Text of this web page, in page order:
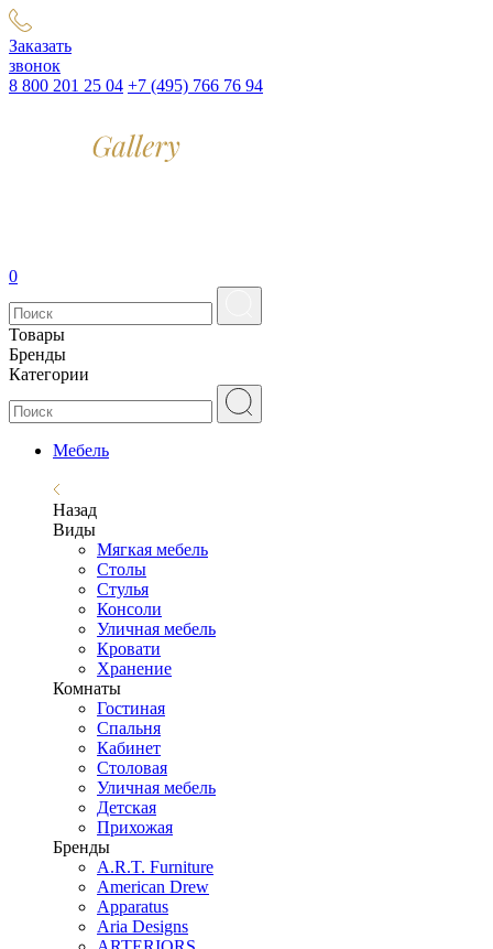
Заказать
звонок
8 800 201 25 04 +7 (495) 766 76 94
0
Товары
Бренды
Категории
Мебель
Назад
Виды
Мягкая мебель
Столы
Стулья
Консоли
Уличная мебель
Кровати
Хранение
Комнаты
Гостиная
Спальня
Кабинет
Столовая
Уличная мебель
Детская
Прихожая
Бренды
A.R.T. Furniture
American Drew
Apparatus
Aria Designs